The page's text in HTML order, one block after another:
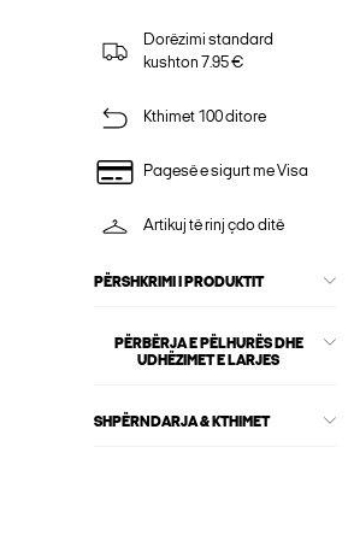
Dorëzimi standard
kushton 7.95 €
Kthimet 100 ditore
Pagesë e sigurt me Visa
Artikuj të rinj çdo ditë
PËRSHKRIMI I PRODUKTIT
PËRBËRJA E PËLHURËS DHE
UDHËZIMET E LARJES
SHPËRNDARJA & KTHIMET